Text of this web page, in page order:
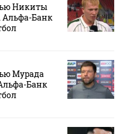
Никиты
Альфа-Банк
Мурада
Банк